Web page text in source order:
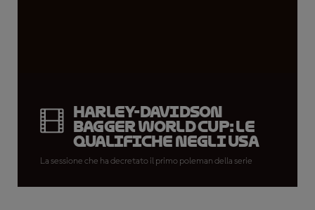
Harley-Davidson
Bagger World Cup: le
qualifiche negli USA
La sessione che ha decretato il primo poleman della serie